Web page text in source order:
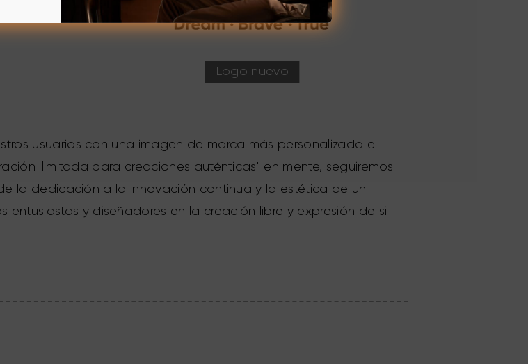
Logo nuevo
usuarios con una imagen de marca más personalizada e
ilimitada para creaciones auténticas" en mente, seguiremos
la dedicación a la innovación continua y la estética de un
y diseñadores en la creación libre y expresión de si